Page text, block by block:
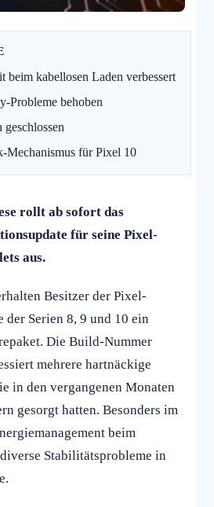
beim kabellosen Laden verbessert
Probleme behoben
Mechanismus für Pixel 10
rollt ab sofort das
für seine Pixel-
aus.
Besitzer der Pixel-
Serien 8, 9 und 10 ein
Die Build-Nummer
mehrere hartnäckige
in den vergangenen Monaten
gesorgt hatten. Besonders im
beim
Stabilitätsprobleme in